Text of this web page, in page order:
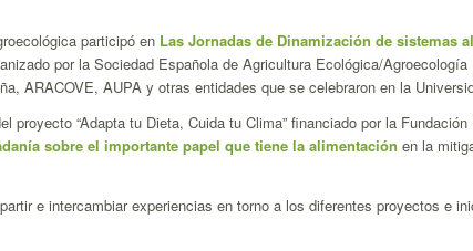
participó en Las Jornadas de Dinamización de sistemas
por la Sociedad Española de Agricultura Ecológica/
ARACOVE, AUPA y otras entidades que se celebraron en la
proyecto “Adapta tu Dieta, Cuida tu Clima” financiado por la
sobre el importante papel que tiene la alimentación en la
e intercambiar experiencias en torno a los diferentes proyectos e